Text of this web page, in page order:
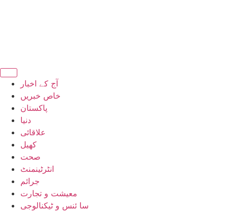
آج کے اخبار
خاص خبریں
پاکستان
دنیا
علاقائی
کھیل
صحت
انٹرٹینمنٹ
جرائم
معیشت و تجارت
سا ئنس و ٹیکنالوجی